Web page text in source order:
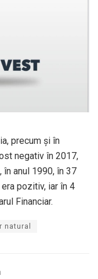
precum şi în
negativ în 2017,
în anul 1990, în 37
pozitiv, iar în 4
Financiar.
natural